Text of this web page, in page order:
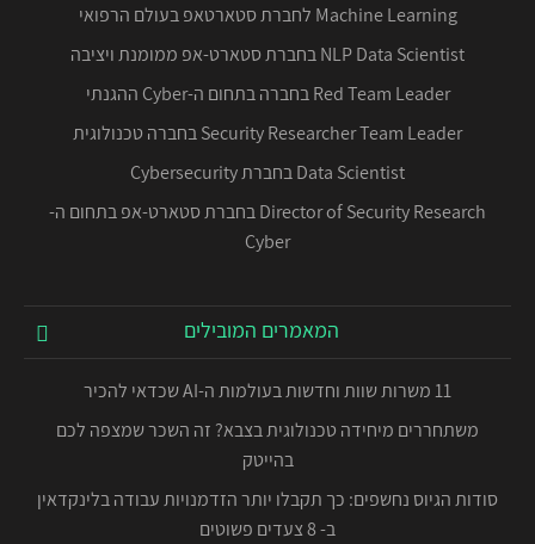
Machine Learning לחברת סטארטאפ בעולם הרפואי
NLP Data Scientist בחברת סטארט-אפ ממומנת ויציבה
Red Team Leader בחברה בתחום ה-Cyber ההגנתי
Security Researcher Team Leader בחברה טכנולוגית
Data Scientist בחברת Cybersecurity
Director of Security Research בחברת סטארט-אפ בתחום ה-
Cyber
המאמרים המובילים
11 משרות שוות וחדשות בעולמות ה-AI שכדאי להכיר
משתחררים מיחידה טכנולוגית בצבא? זה השכר שמצפה לכם
בהייטק
סודות הגיוס נחשפים: כך תקבלו יותר הזדמנויות עבודה בלינקדאין
ב- 8 צעדים פשוטים